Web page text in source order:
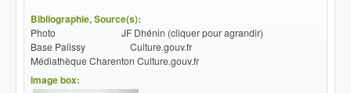
Bibliographie, Source(s):
Photo JF Dhénin (cliquer pour agrandir)
Base Palissy Culture.gouv.fr
Médiathèque Charenton Culture.gouv.fr
Image box: